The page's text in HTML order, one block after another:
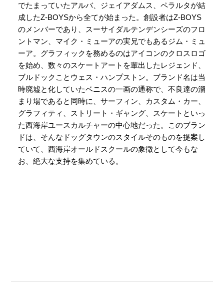
でたまっていたアルバ、ジェイアダムス、ペラルタが結
成したZ-BOYSから全てが始まった。創設者はZ-BOYS
のメンバーであり、スーサイダルテンデンシーズのフロ
ントマン、マイク・ミューアの実兄でもあるジム・ミュ
ーア。グラフィックを務めるのはアイコンのクロスロゴ
を始め、数々のスケートアートを輩出したレジェンド、
ブルドックことウェス・ハンプストン。ブランド名は当
時廃墟と化していたベニスの一画の通称で、不良達の溜
まり場であると同時に、サーフィン、カスタム・カー、
グラフィティ、ストリート・ギャング、スケートといっ
た西海岸ユースカルチャーの中心地だった。このブラン
ドは、そんなドッグタウンのスタイルそのものを提案し
ていて、西海岸オールドスクールの象徴として今もな
お、絶大な支持を集めている。